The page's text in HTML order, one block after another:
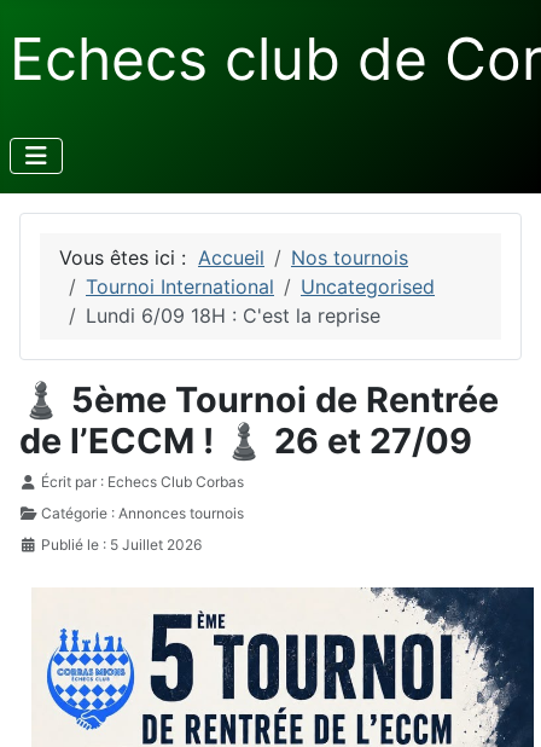
Echecs club de
Vous êtes ici : Accueil
Nos tournois
Tournoi International
Uncategorised
Lundi 6/09 18H : C'est la reprise
♟️ 5ème Tournoi de Rentrée
de l’ECCM ! ♟️ 26 et 27/09
Détails
Écrit par : Echecs Club Corbas
Catégorie : Annonces tournois
Publié le : 5 Juillet 2026